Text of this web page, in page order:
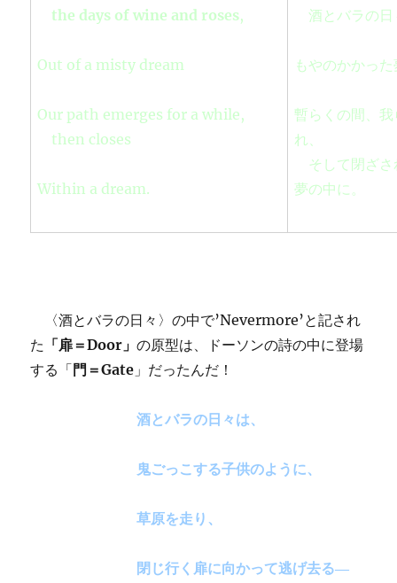
the days of wine and roses,
Out of a misty dream
Our path emerges for a while,
then closes
Within a dream.
酒とバラの日
もやのかかっ
暫らくの間、
れ、
そして閉ざさ
夢の中に。
〈酒とバラの日々〉の中で’Nevermore’と記され
た 「扉＝Door」の原型は、ドーソンの詩の中に登場
する「 門＝Gate 」だったんだ！
酒とバラの日々は、
鬼ごっこする子供のように、
草原を走り、
閉じ行く扉に向かって逃げ去る―